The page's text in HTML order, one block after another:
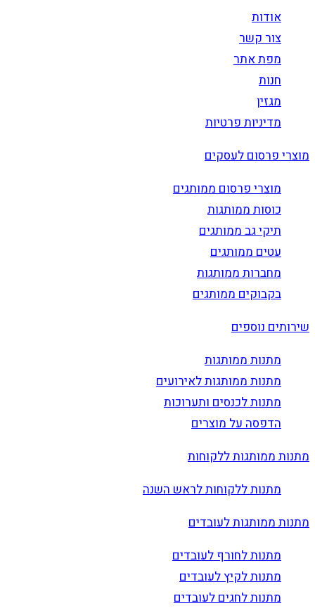
אודות
צור קשר
מפת אתר
חנות
מגזין
מדיניות פרטיות
מוצרי פרסום לעסקים
מוצרי פרסום ממותגים
כוסות ממותגות
תיקי גב ממותגים
עטים ממותגים
מחברות ממותגות
בקבוקים ממותגים
שירותים נוספים
מתנות ממותגות
מתנות ממותגות לאירועים
מתנות לכנסים ותערוכות
הדפסה על מוצרים
מתנות ממותגות ללקוחות
מתנות ללקוחות לראש השנה
מתנות ממותגות לעובדים
מתנות לחורף לעובדים
מתנות לקיץ לעובדים
מתנות לחגים לעובדים